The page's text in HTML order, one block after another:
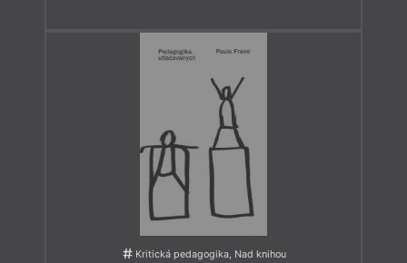
Kritická pedagogika, Nad knihou